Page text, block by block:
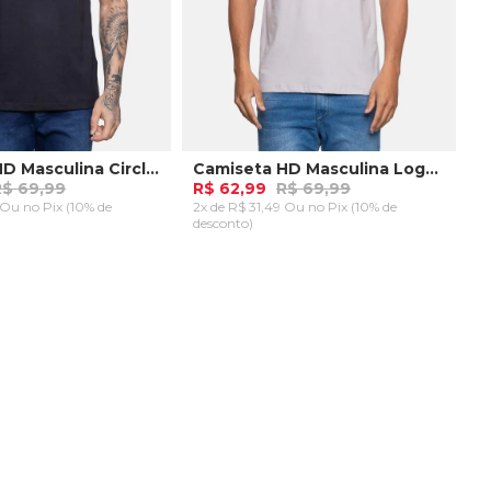
Camiseta HD Masculina Circle Wave Preta
69,99
no Pix (10% de
Camiseta HD Masculina Logo Jungle Prata
R$ 62,99 R$ 69,99
2x de R$ 31,49 Ou no Pix (10% de
desconto)